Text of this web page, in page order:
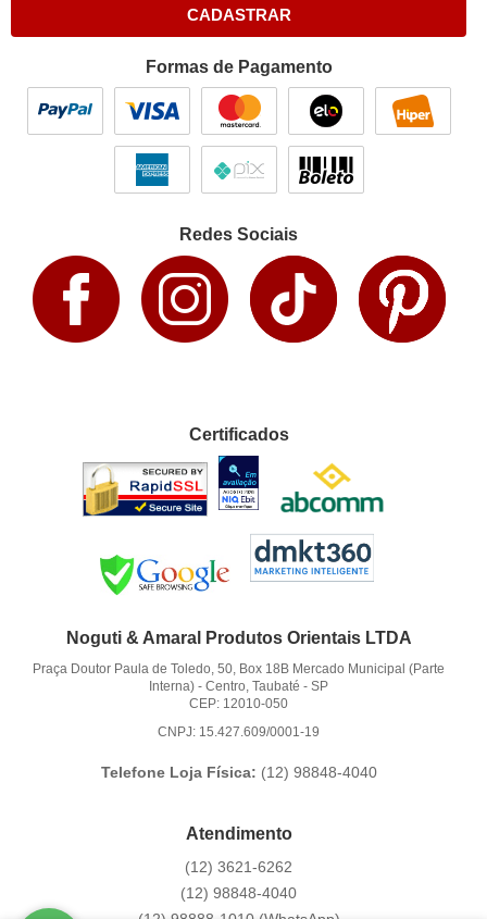
CADASTRAR
Formas de Pagamento
Redes Sociais
Certificados
Noguti & Amaral Produtos Orientais LTDA
Praça Doutor Paula de Toledo, 50, Box 18B Mercado Municipal (Parte
Interna) -Centro, Taubaté -SP
CEP: 12010-050
CNPJ: 15.427.609/0001-19
Telefone Loja Física: (12) 98848-4040
Atendimento
(12) 3621-6262
(12) 98848-4040